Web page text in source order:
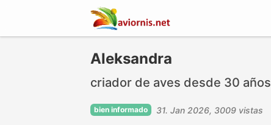
Aleksandra
criador de aves desde 30 años
bien informado 31. Jan 2026 3009 vistas